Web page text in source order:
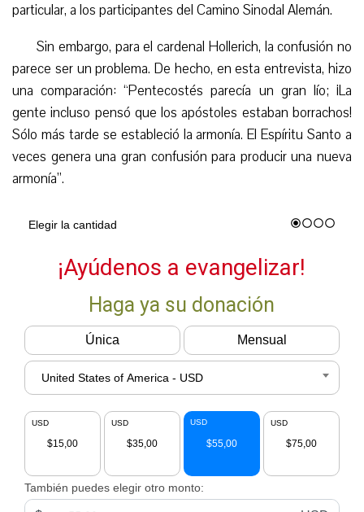
particular, a los participantes del Camino Sinodal Alemán.
Sin embargo, para el cardenal Hollerich, la confusión no
parece ser un problema. De hecho, en esta entrevista, hizo
una comparación: “Pentecostés parecía un gran lío; ¡La
gente incluso pensó que los apóstoles estaban borrachos!
Sólo más tarde se estableció la armonía. El Espíritu Santo a
veces genera una gran confusión para producir una nueva
armonía”.